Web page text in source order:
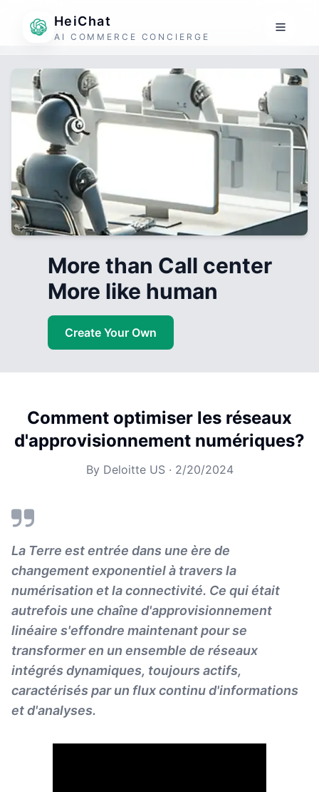
HeiChat
AI COMMERCE CONCIERGE
More than Call center
More like human
Create Your Own
Comment optimiser les réseaux
d'approvisionnement numériques?
By Deloitte US· 2/20/2024
La Terre est entrée dans une ère de
changement exponentiel à travers la
numérisation et la connectivité. Ce qui était
autrefois une chaîne d'approvisionnement
linéaire s'effondre maintenant pour se
transformer en un ensemble de réseaux
intégrés dynamiques, toujours actifs,
caractérisés par un flux continu d'informations
et d'analyses.